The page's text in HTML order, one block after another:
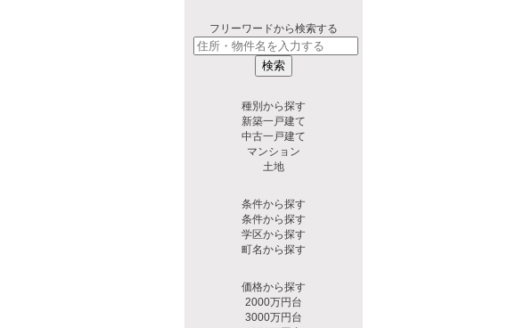
フリーワードから検索する
検索
種別から探す
新築一戸建て
中古一戸建て
マンション
土地
条件から探す
条件から探す
学区から探す
町名から探す
価格から探す
2000万円台
3000万円台